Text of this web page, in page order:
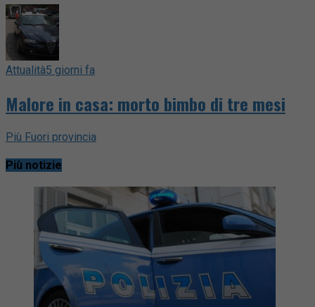
Attualità5 giorni fa
Malore in casa: morto bimbo di tre mesi
Più Fuori provincia
Più notizie